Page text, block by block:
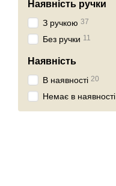
Наявність ручки
З ручкою 37
Без ручки 11
Наявність
В наявності 20
Немає в наявності